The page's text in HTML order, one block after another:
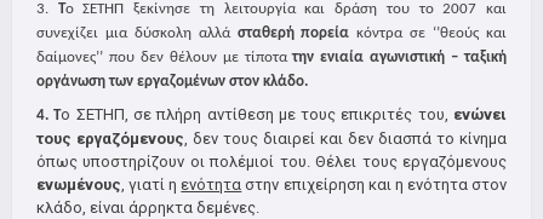
3. Το ΣΕΤΗΠ ξεκίνησε τη λειτουργία και δράση του το 2007 και
συνεχίζει μια δύσκολη αλλά σταθερή πορεία κόντρα σε ‘’θεούς και
δαίμονες’’ που δεν θέλουν με τίποτατην ενιαία αγωνιστική – ταξική
οργάνωση των εργαζομένων στον κλάδο.
4.Το ΣΕΤΗΠ, σε πλήρη αντίθεση με τους επικριτές του, ενώνει
τους εργαζόμενους, δεν τους διαιρεί και δεν διασπά το κίνημα
όπως υποστηρίζουν οι πολέμιοί του. Θέλει τους εργαζόμενους
ενωμένους, γιατί η ενότητα στην επιχείρηση και η ενότητα στον
κλάδο, είναι άρρηκτα δεμένες.